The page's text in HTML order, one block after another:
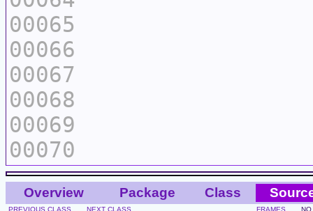
00065
00066
00067
00068
00069
00070
Overview Package Class
PREVIOUS CLASS NEXT CLASS FRAMES
NO